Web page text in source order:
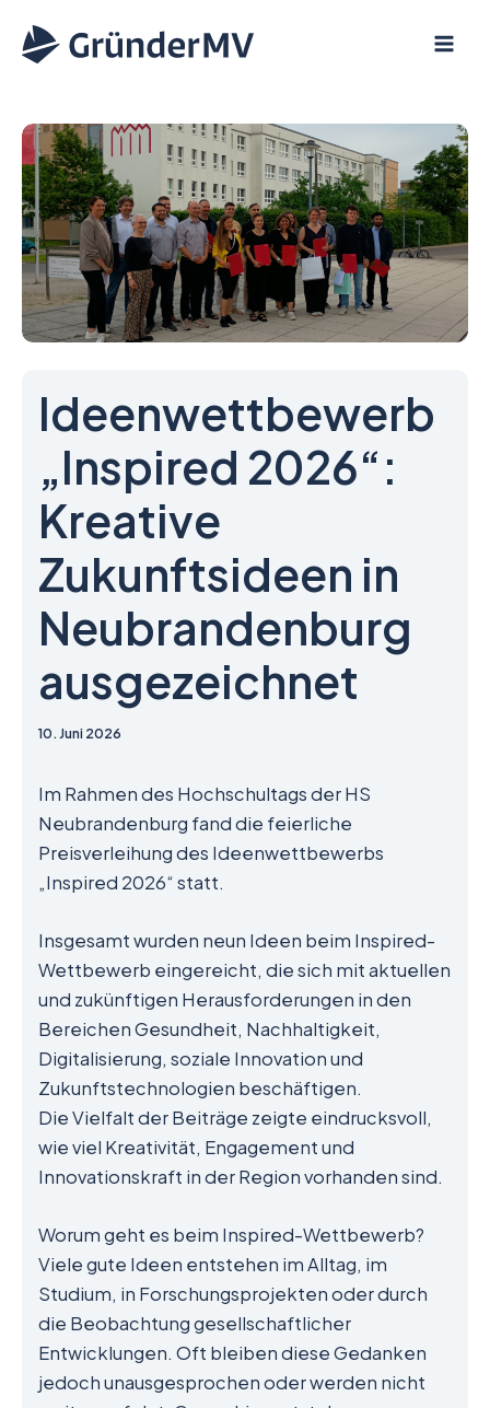
Inhalt
Ideenwettbewerb
„Inspired 2026“:
Kreative
Zukunftsideen in
Neubrandenburg
ausgezeichnet
10. Juni 2026
Im Rahmen des Hochschultags der HS
Neubrandenburg fand die feierliche
Preisverleihung des Ideenwettbewerbs
„Inspired 2026“ statt.
Insgesamt wurden neun Ideen beim Inspired-
Wettbewerb eingereicht, die sich mit aktuellen
und zukünftigen Herausforderungen in den
Bereichen Gesundheit, Nachhaltigkeit,
Digitalisierung, soziale Innovation und
Zukunftstechnologien beschäftigen.
Die Vielfalt der Beiträge zeigte eindrucksvoll,
wie viel Kreativität, Engagement und
Innovationskraft in der Region vorhanden sind.
Worum geht es beim Inspired-Wettbewerb?
Viele gute Ideen entstehen im Alltag, im
Studium, in Forschungsprojekten oder durch
die Beobachtung gesellschaftlicher
Entwicklungen. Oft bleiben diese Gedanken
jedoch unausgesprochen oder werden nicht